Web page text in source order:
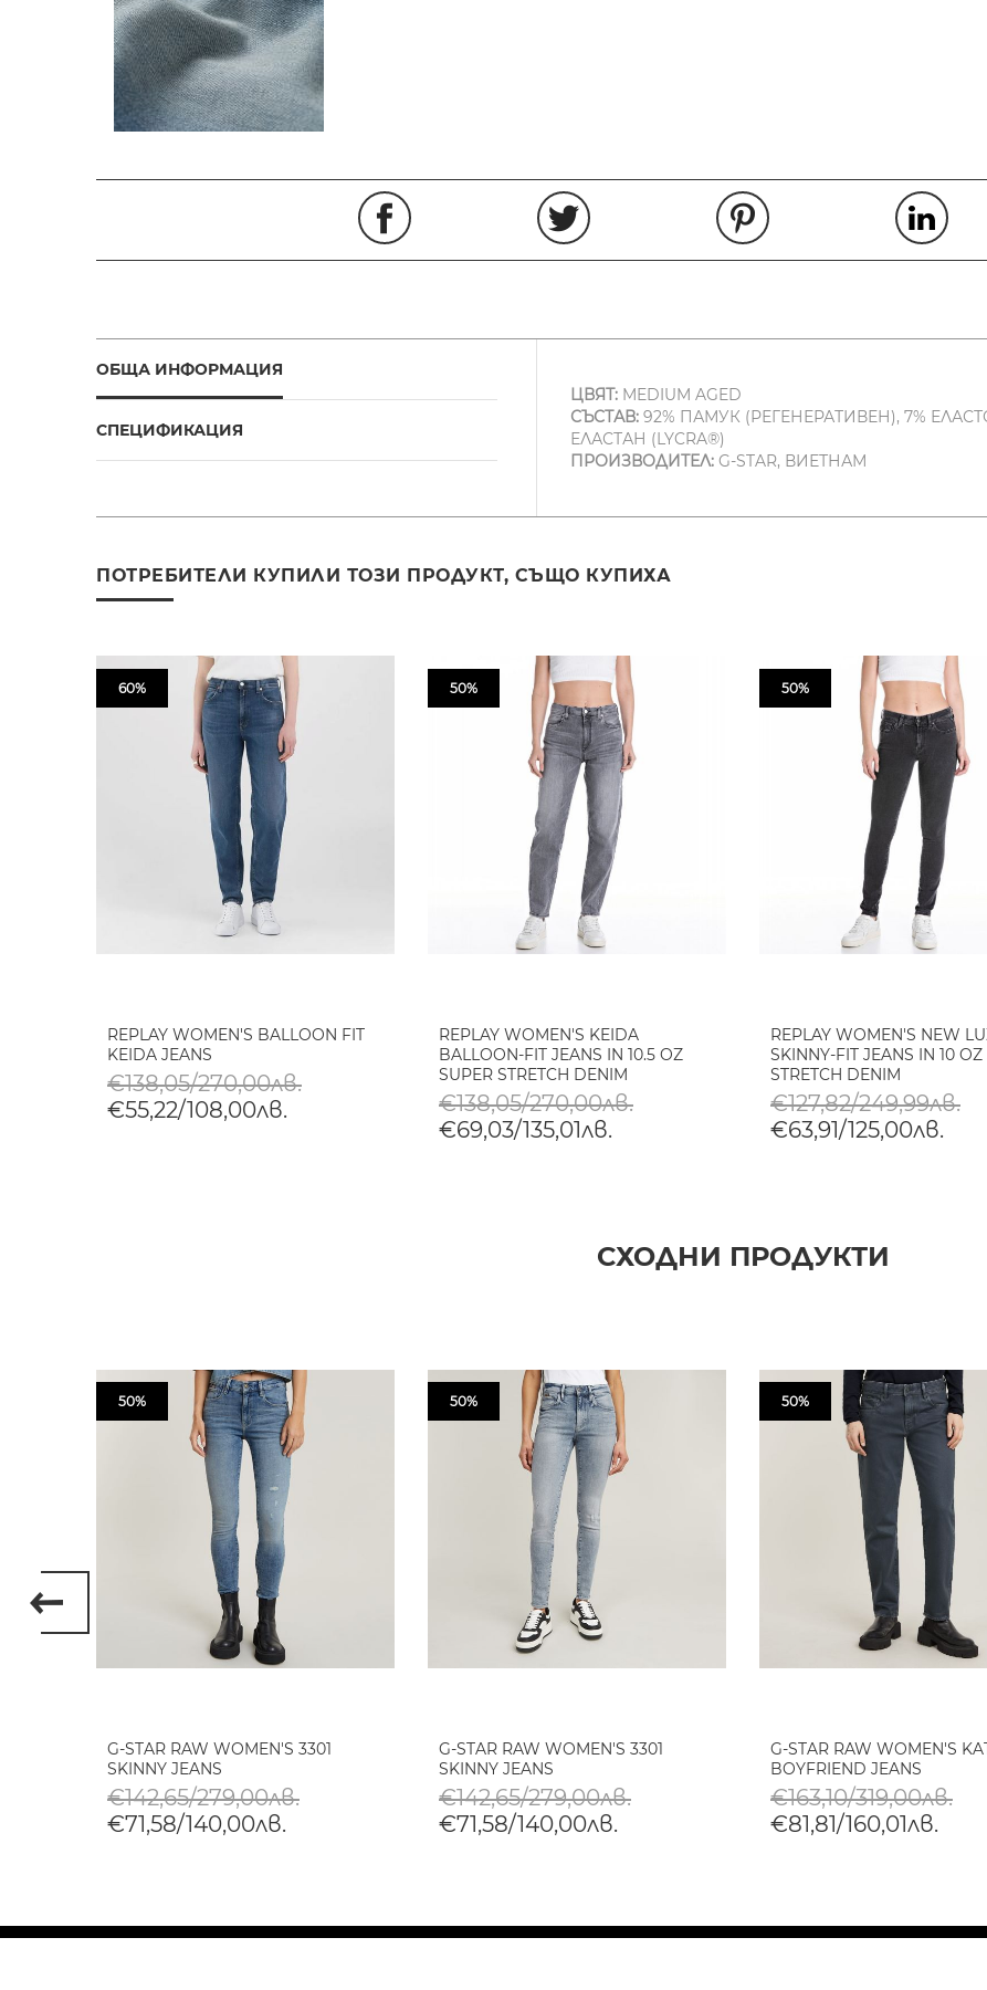
ОБЩА ИНФОРМАЦИЯ
СПЕЦИФИКАЦИЯ
ЦВЯТ:MEDIUM AGED
СЪСТАВ:92% ПАМУК (РЕГЕНЕРАТИВЕН), 7%
ЕЛАСТАН (LYCRA®)
ПРОИЗВОДИТЕЛ:G-STAR, ВИЕТНАМ
ПОТРЕБИТЕЛИ КУПИЛИ ТОЗИ ПРОДУКТ, СЪЩО КУПИХА
60%
REPLAY WOMEN'S BALLOON FIT
KEIDA JEANS
€138,05/270,00лв.
€55,22/108,00лв.
50%
REPLAY WOMEN'S KEIDA
BALLOON-FIT JEANS IN 10.5 OZ
SUPER STRETCH DENIM
€138,05/270,00лв.
€69,03/135,01лв.
50%
REPLAY WOMEN'S NEW
SKINNY-FIT JEANS IN 10 OZ
STRETCH DENIM
€127,82/249,99лв.
€63,91/125,00лв.
СХОДНИ ПРОДУКТИ
50%
G-STAR RAW WOMEN'S 3301
SKINNY JEANS
€142,65/279,00лв.
€71,58/140,00лв.
50%
G-STAR RAW WOMEN'S 3301
SKINNY JEANS
€142,65/279,00лв.
€71,58/140,00лв.
50%
G-STAR RAW WOMEN'S
BOYFRIEND JEANS
€163,10/319,00лв.
€81,81/160,01лв.